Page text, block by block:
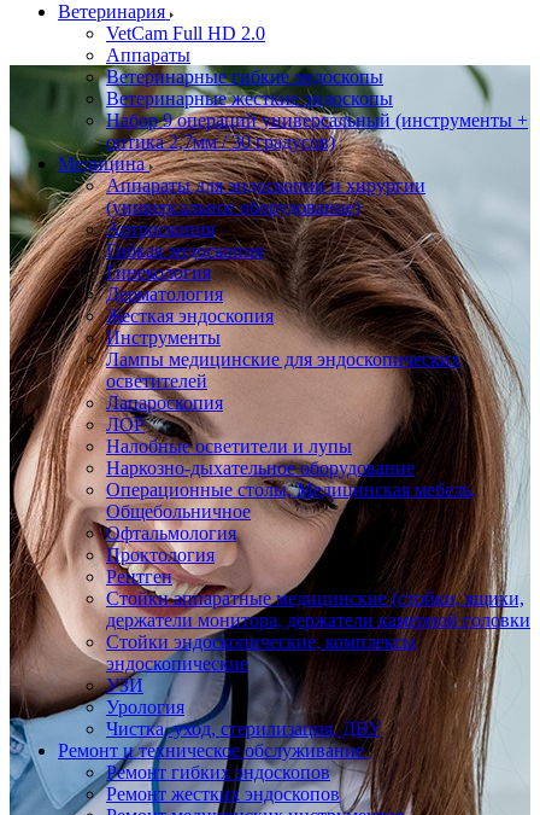
Ветеринария
VetCam Full HD 2.0
Аппараты
Ветеринарные гибкие эндоскопы
Ветеринарные жесткие эндоскопы
Набор 9 операций универсальный (инструменты +
оптика 2,7мм / 30 градусов)
Медицина
Аппараты для эндоскопии и хирургии
(универсальное оборудование)
Артроскопия
Гибкая эндоскопия
Гинекология
Дерматология
Жесткая эндоскопия
Инструменты
Лампы медицинские для эндоскопических
осветителей
Лапароскопия
ЛОР
Налобные осветители и лупы
Наркозно-дыхательное оборудование
Операционные столы, Медицинская мебель,
Общебольничное
Офтальмология
Проктология
Рентген
Стойки аппаратные медицинские (стойки, ящики,
держатели монитора, держатели камерной головки
Стойки эндоскопические, комплексы
эндоскопические
УЗИ
Урология
Чистка, уход, стерилизация, ДВУ
Ремонт и техническое обслуживание
Ремонт гибких эндоскопов
Ремонт жестких эндоскопов